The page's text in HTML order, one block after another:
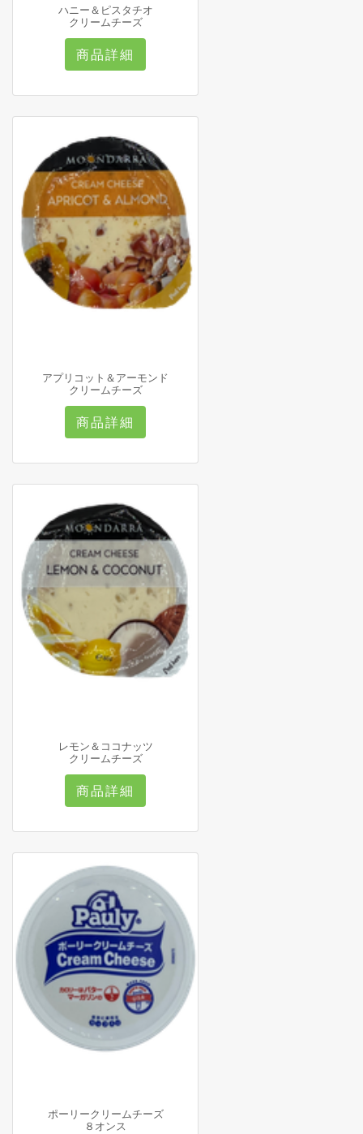
ハニー＆ピスタチオ
クリームチーズ
商品詳細
アプリコット＆アーモンド
クリームチーズ
商品詳細
レモン＆ココナッツ
クリームチーズ
商品詳細
ポーリークリームチーズ
８オンス